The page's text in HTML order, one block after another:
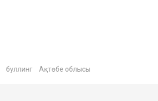
буллинг Ақтөбе облысы